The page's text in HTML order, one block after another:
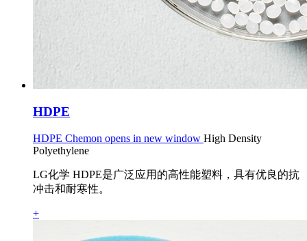
HDPE
HDPE Chemon opens in new window High Density
Polyethylene
LG化学 HDPE是广泛应用的高性能塑料，具有优良的抗
冲击和耐寒性。
+